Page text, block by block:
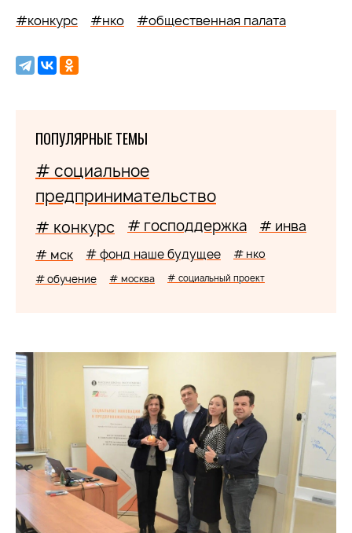
#конкурс #нко #общественная палата
ПОПУЛЯРНЫЕ ТЕМЫ
# социальное
предпринимательство
# конкурс # господдержка # инва
# мск # фонд наше будущее # нко
# обучение # москва # социальный проект